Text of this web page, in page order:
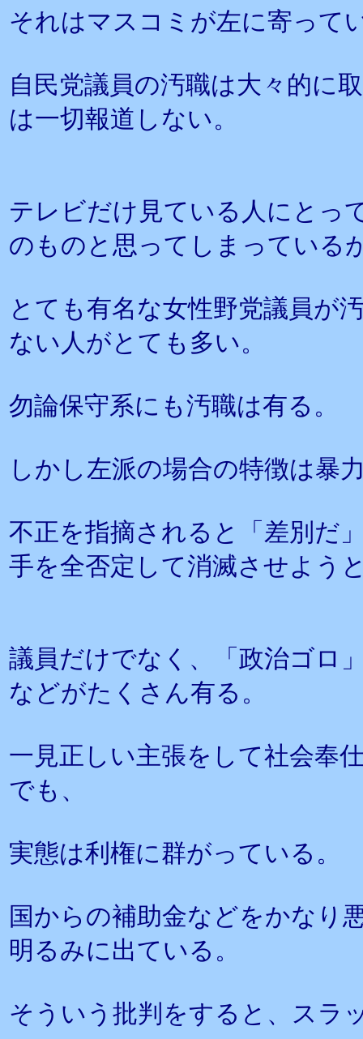
それはマスコミが左に寄って
自民党議員の汚職は大々的に
は一切報道しない。
テレビだけ見ている人にとっ
のものと思ってしまっている
とても有名な女性野党議員が
ない人がとても多い。
勿論保守系にも汚職は有る。
しかし左派の場合の特徴は暴
不正を指摘されると「差別だ
手を全否定して消滅させよう
議員だけでなく、「政治ゴロ
などがたくさん有る。
一見正しい主張をして社会奉
でも、
実態は利権に群がっている。
国からの補助金などをかなり
明るみに出ている。
そういう批判をすると、スラ